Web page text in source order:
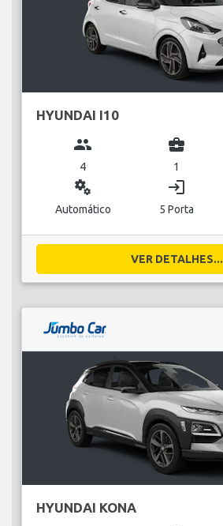
HYUNDAI I10
group
4
business_center
1
miscellaneous_services
Automático
login
5 Porta
VER DETALHES...
HYUNDAI KONA